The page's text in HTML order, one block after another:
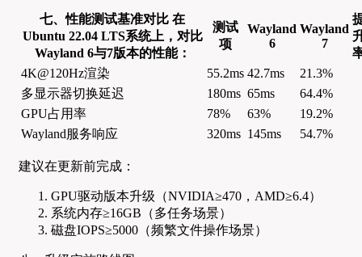
七、性能测试基准对比 在
Ubuntu 22.04 LTS系统上，对比
Wayland 6与7版本的性能：
测试
项
Wayland
6
Wayland
7
4K@120Hz渲染
55.2ms 42.7ms
21.3%
多显示器切换延迟
180ms 65ms
64.4%
GPU占用率
78% 63%
19.2%
Wayland服务响应
320ms 145ms 54.7%
建议在更新前完成：
GPU驱动版本升级（NVIDIA≥470，AMD≥6.4）
系统内存≥16GB（多任务场景）
磁盘IOPS≥5000（频繁文件操作场景）